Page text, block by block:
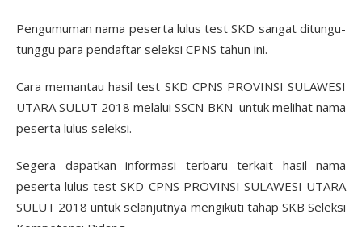
Pengumuman nama peserta lulus test SKD sangat ditungu-
tunggu para pendaftar seleksi CPNS tahun ini.
Cara memantau hasil test SKD CPNS PROVINSI SULAWESI
UTARA SULUT 2018 melalui SSCN BKN untuk melihat nama
peserta lulus seleksi.
Segera dapatkan informasi terbaru terkait hasil nama
peserta lulus test SKD CPNS PROVINSI SULAWESI UTARA
SULUT 2018 untuk selanjutnya mengikuti tahap SKB Seleksi